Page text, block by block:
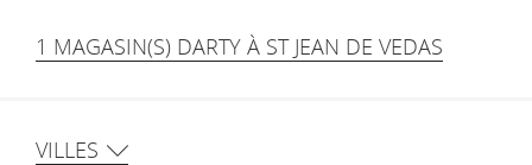
1 MAGASIN(S) DARTY À ST JEAN DE VEDAS
VILLES